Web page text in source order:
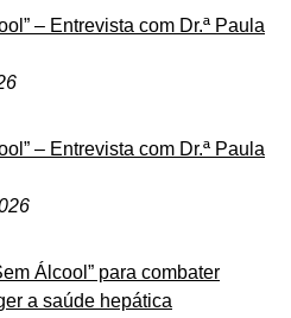
– Entrevista com Dr.ª Paula
– Entrevista com Dr.ª Paula
Álcool” para combater
a saúde hepática